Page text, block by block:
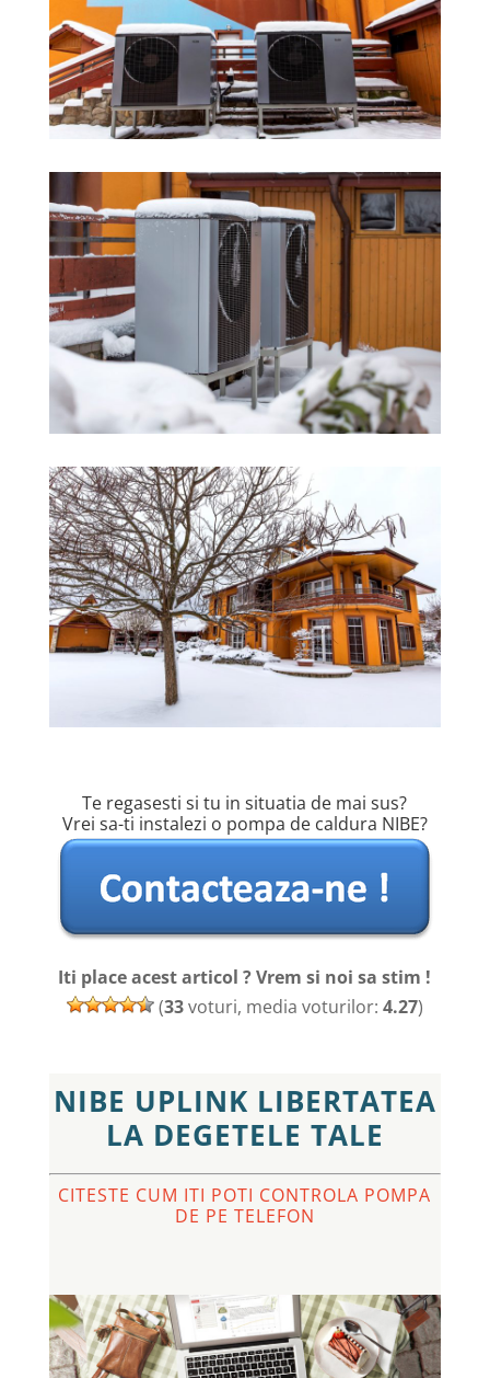
Te regasesti si tu in situatia de mai sus?
Vrei sa-ti instalezi o pompa de caldura NIBE?
Iti place acest articol ? Vrem si noi sa stim !
(33voturi, media voturilor: 4.27)
NIBE UPLINK LIBERTATEA
LA DEGETELE TALE
CITESTE CUM ITI POTI CONTROLA POMPA
DE PE TELEFON